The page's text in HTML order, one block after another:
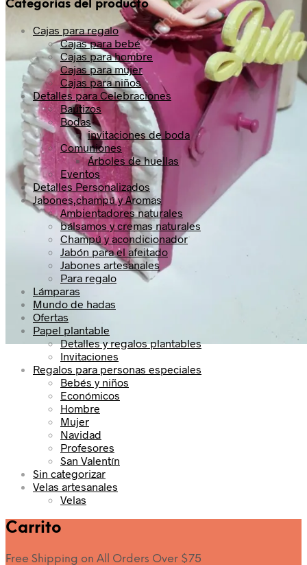
Categorías del producto
Cajas para regalo
Cajas para bebé
Cajas para hombre
Cajas para mujer
Cajas para niños
Detalles para Celebraciones
Bautizos
Bodas
invitaciones de boda
Comuniones
Árboles de huellas
Eventos
Detalles Personalizados
Jabones,champú y Aromas
Ambientadores naturales
bálsamos y cremas naturales
Champú y acondicionador
Jabón para el afeitado
Jabones artesanales
Para regalo
Lámparas
Mundo de hadas
Ofertas
Papel plantable
Detalles y regalos plantables
Invitaciones
Regalos para personas especiales
Bebés y niños
Económicos
Hombre
Mujer
Navidad
Profesores
San Valentín
Sin categorizar
Velas artesanales
Velas
Carrito
Free Shipping on All Orders Over $75